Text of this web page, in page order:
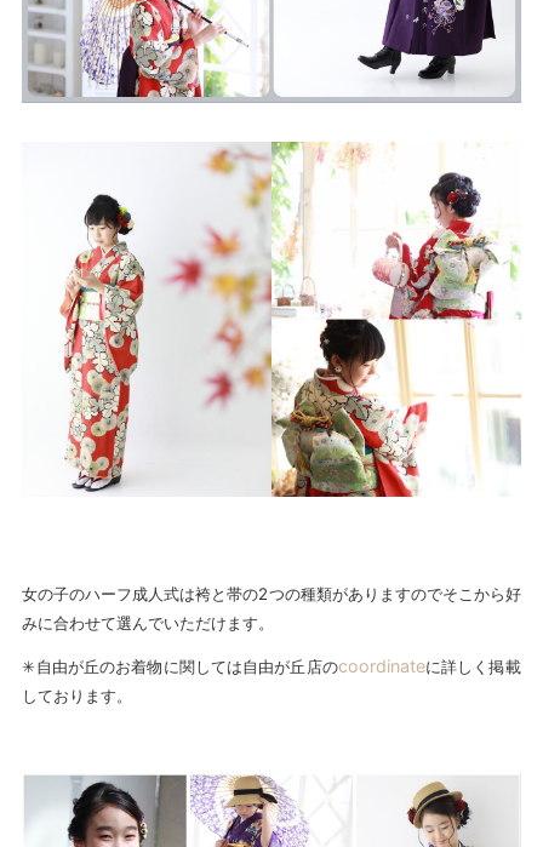
女の子のハーフ成人式は袴と帯の2つの種類がありますのでそこから好
みに合わせて選んでいただけます。
✳︎自由が丘のお着物に関しては自由が丘店のcoordinateに詳しく掲載
しております。